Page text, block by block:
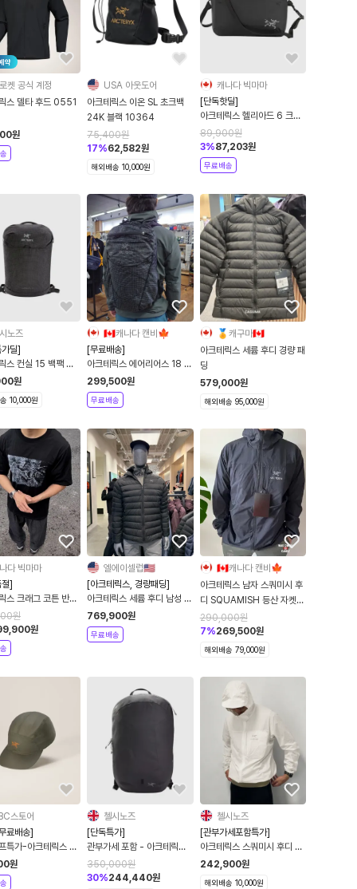
약
켓 공식 계정
스 델타 후드 0551
원
USA 아웃도어
아크테릭스 이온 SL 초크백
24K 블랙 10364
75,400원
17%62,582원
해외배송 10,000원
캐나다 빅마마
[단독핫딜]
아크테릭스 헬리아드 6 크로
스바디 백 10359
89,900원
3%87,203원
무료배송
노즈
딜]
스 컨실 15 백팩 블
원
10,000원
🇨🇦캐나다 캔비🍁
[무료배송]
아크테릭스 에어리어스 18 백
팩 가방 aerios
299,500원
무료배송
🏅캐구마🇨🇦
아크테릭스 세륨 후디 경량 패
딩
579,000원
해외배송 95,000원
다 빅마마
]
스 크래그 코튼 반팔
피카 9926 2컬러
원
원
엘에이셀럽🇺🇸
[아크테릭스, 경량패딩]
아크테릭스 세륨 후디 남성 재
킷 경량 패딩 레이어드 아우터
769,900원
무료배송
🇨🇦캐나다 캔비🍁
아크테릭스 남자 스쿼미시 후
디 SQUAMISH 등산 자켓
바람막이
290,000원
7%269,500원
해외배송 79,000원
스토어
료배송]
특가-아크테릭스 에
5 패널 캡 9489
원
첼시노즈
[단독특가]
관부가세 포함 - 아크테릭스
그랜빌 16 백팩 3컬러
350,000원
30%244,440원
첼시노즈
[관부가세포함특가]
아크테릭스 스쿼미시 후디 자
켓 아크틱 실크
X000007411
242,900원
해외배송 10,000원